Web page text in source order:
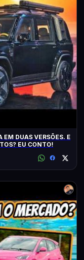
DUAS VERSÕES. E
EU CONTO!